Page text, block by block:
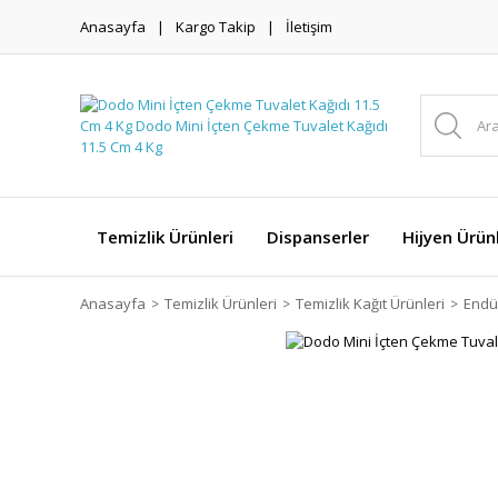
Anasayfa Kargo Takip İletişim
Temizlik Ürünleri Dispanserler Hijyen
Anasayfa Temizlik Ürünleri Temizlik Kağıt Ürünleri